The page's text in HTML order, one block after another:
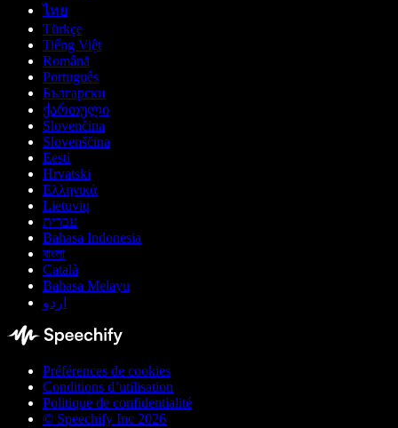
ไทย
Türkçe
Tiếng Việt
Română
Português
Български
ქართული
Slovenčina
Slovenščina
Eesti
Hrvatski
Ελληνικά
Lietuvių
עברית
Bahasa Indonesia
বাংলা
Català
Bahasa Melayu
اردو
Préférences de cookies
Conditions d’utilisation
Politique de confidentialité
© Speechify Inc 2026